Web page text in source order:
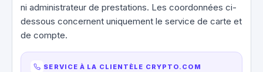
ni administrateur de prestations. Les coordonnées ci-
dessous concernent uniquement le service de carte et
de compte.
SERVICE À LA CLIENTÈLE CRYPTO.COM